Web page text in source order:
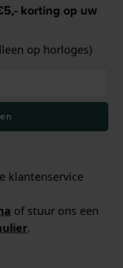
korting op uw
op horloges)
klantenservice
of stuur ons een
.